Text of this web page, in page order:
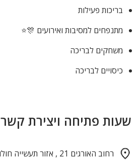
בריכות פעילות
מתנפחים למסיבות ואירועים 🎊⭐
משחקים לבריכה
כיסויים לבריכה
שעות פתיחה ויצירת קשר
רחוב האורגים 21 , אזור תעשייה חולון